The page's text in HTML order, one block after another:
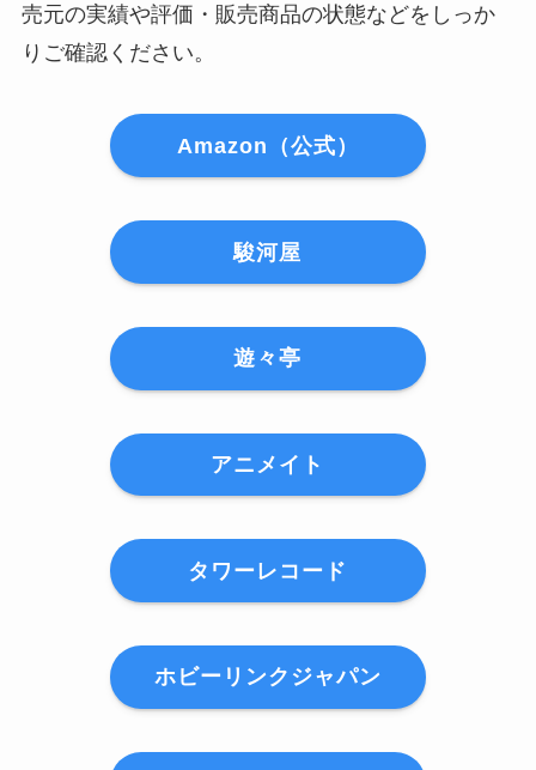
売元の実績や評価・販売商品の状態などをしっか
りご確認ください。
Amazon（公式）
駿河屋
遊々亭
アニメイト
タワーレコード
ホビーリンクジャパン